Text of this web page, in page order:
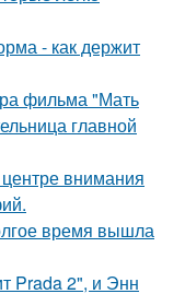
- как держит
фильма "Мать
главной
внимания
время вышла
Prada 2", и Энн